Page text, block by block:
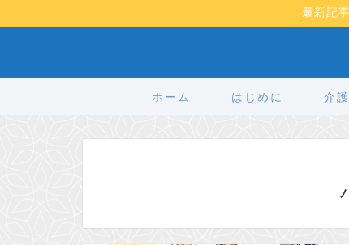
最新記
ホーム はじめに 介